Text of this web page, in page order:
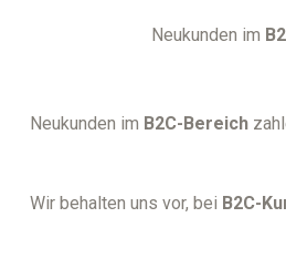
Neukunden im
Neukunden im B2C-Bereich
Wir behalten uns vor, bei B2C-